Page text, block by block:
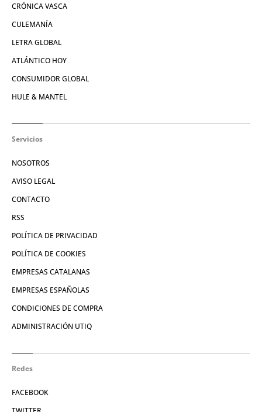
CRÓNICA VASCA
CULEMANÍA
LETRA GLOBAL
ATLÁNTICO HOY
CONSUMIDOR GLOBAL
HULE & MANTEL
Servicios
NOSOTROS
AVISO LEGAL
CONTACTO
RSS
POLÍTICA DE PRIVACIDAD
POLÍTICA DE COOKIES
EMPRESAS CATALANAS
EMPRESAS ESPAÑOLAS
CONDICIONES DE COMPRA
ADMINISTRACIÓN UTIQ
Redes
FACEBOOK